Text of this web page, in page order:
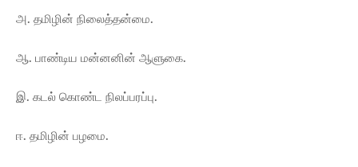
அ. தமிழின் நிலைத்தன்மை.
ஆ. பாண்டிய மன்னனின் ஆளுகை.
இ. கடல் கொண்ட நிலப்பரப்பு.
ஈ. தமிழின் பழமை.